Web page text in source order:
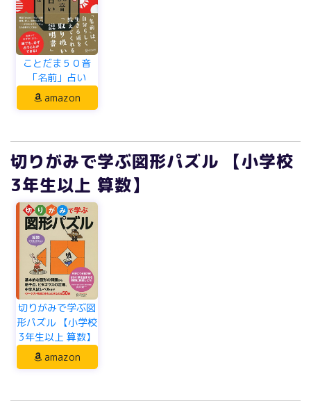
ことだま５０音
「名前」占い
amazon
切りがみで学ぶ図形パズル 【小学校
3年生以上 算数】
切りがみで学ぶ図
形パズル 【小学校
3年生以上 算数】
amazon